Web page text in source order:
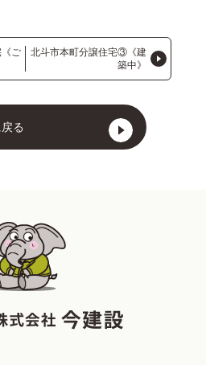
ご
北斗市本町分譲住宅③《建
築中》
る